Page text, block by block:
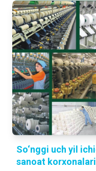
So‘nggi uch yil
sanoat korxonalari